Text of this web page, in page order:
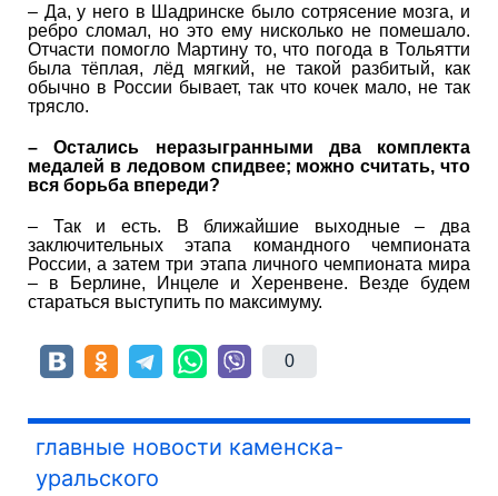
– Да, у него в Шадринске было сотрясение мозга, и
ребро сломал, но это ему нисколько не помешало.
Отчасти помогло Мартину то, что погода в Тольятти
была тёплая, лёд мягкий, не такой разбитый, как
обычно в России бывает, так что кочек мало, не так
трясло.
– Остались неразыгранными два комплекта
медалей в ледовом спидвее; можно считать, что
вся борьба впереди?
– Так и есть. В ближайшие выходные – два
заключительных этапа командного чемпионата
России, а затем три этапа личного чемпионата мира
– в Берлине, Инцеле и Херенвене. Везде будем
стараться выступить по максимуму.
0
главные новости каменска-
уральского